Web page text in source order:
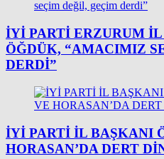
İYİ PARTI ERZURUM
ÖĞDÜK, “AMACIMIZ
DERDI”
İYİ PARTİ İL BAŞKANI
HORASAN’DA DERT